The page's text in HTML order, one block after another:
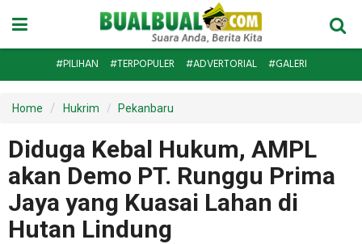
#PILIHAN #TERPOPULER #ADVERTORIAL #GALERI
Home Hukrim Pekanbaru
Diduga Kebal Hukum, AMPL
akan Demo PT. Runggu Prima
Jaya yang Kuasai Lahan di
Hutan Lindung